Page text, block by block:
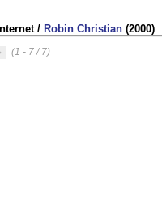
/ Robin Christian (2000)
(1 - 7 / 7)